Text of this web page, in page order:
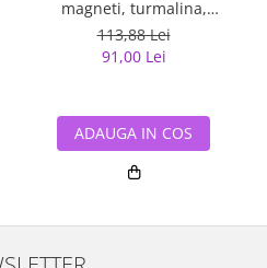
magneti, turmalina,
germaniu si anioni
113,88 Lei
91,00 Lei
ADAUGA IN COS